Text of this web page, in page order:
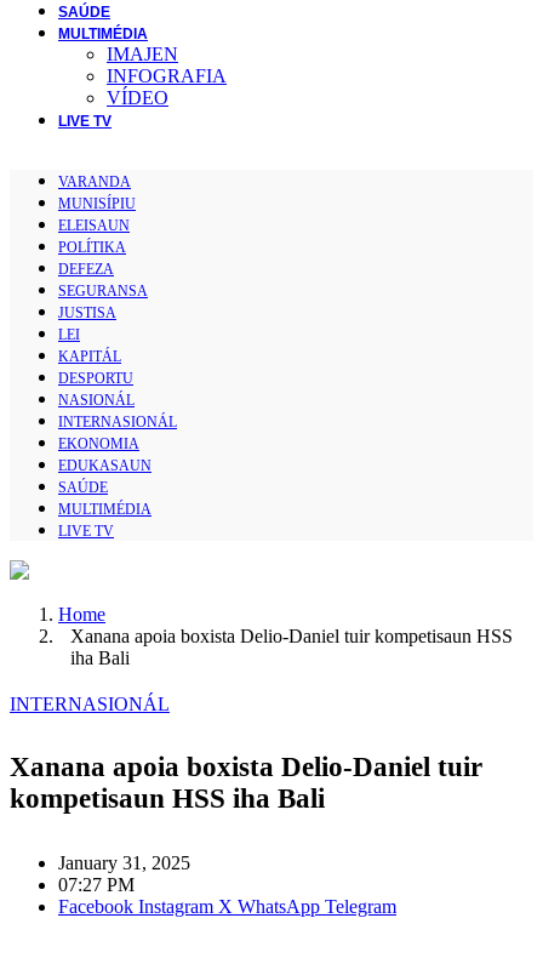
SAÚDE
MULTIMÉDIA
IMAJEN
INFOGRAFIA
VÍDEO
LIVE TV
VARANDA
MUNISÍPIU
ELEISAUN
POLÍTIKA
DEFEZA
SEGURANSA
JUSTISA
LEI
KAPITÁL
DESPORTU
NASIONÁL
INTERNASIONÁL
EKONOMIA
EDUKASAUN
SAÚDE
MULTIMÉDIA
LIVE TV
Home
Xanana apoia boxista Delio-Daniel tuir kompetisaun HSS
iha Bali
INTERNASIONÁL
Xanana apoia boxista Delio-Daniel tuir
kompetisaun HSS iha Bali
January 31, 2025
07:27 PM
Facebook Instagram X WhatsApp Telegram